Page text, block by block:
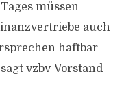
müssen
auch
haftbar
vzbv-Vorstand